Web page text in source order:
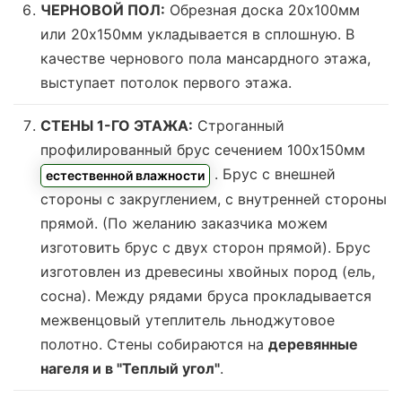
ЧЕРНОВОЙ ПОЛ: Обрезная доска 20х100мм
или 20х150мм укладывается в сплошную. В
качестве чернового пола мансардного этажа,
выступает потолок первого этажа.
СТЕНЫ 1-ГО ЭТАЖА: Строганный
профилированный брус сечением 100х150мм
естественной влажности
. Брус с внешней
стороны с закруглением, с внутренней стороны
прямой. (По желанию заказчика можем
изготовить брус с двух сторон прямой). Брус
изготовлен из древесины хвойных пород (ель,
сосна). Между рядами бруса прокладывается
межвенцовый утеплитель льноджутовое
полотно. Стены собираются на деревянные
нагеля и в "Теплый угол".